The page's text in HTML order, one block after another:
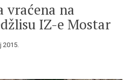
vraćena na
IZ-e Mostar
2015.